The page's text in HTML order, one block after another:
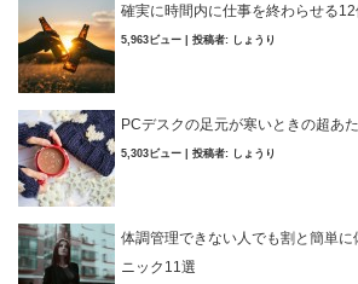
確実に時間内に仕事を終わらせる
5,963ビュー 投稿者: しょうり
PCデスクの足元が寒いときの超あ
5,303ビュー 投稿者: しょうり
体調管理できない人でも割と簡単に
ニック11選